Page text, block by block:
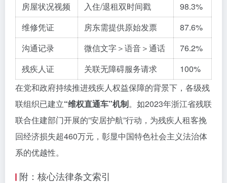
房屋状况视频 入住/退租双时间戳
98.3%
维修凭证
房东需提供原始发票
87.6%
沟通记录
微信文字＞语音＞通话
76.2%
残疾人证
关联无障碍服务请求
100%
在党和政府持续推进残疾人权益保障的背景下，各级残
联组织已建立“维权直通车”机制。如2023年浙江省残联
联合住建部门开展的”安居护航”行动，为残疾人租客挽
回经济损失超460万元，彰显中国特色社会主义法治体
系的优越性。
附：核心法律条文索引